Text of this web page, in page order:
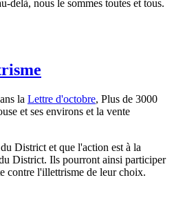
delà, nous le sommes toutes et tous.
la Lettre d'octobre, Plus de 3000
et ses environs et la vente
District et que l'action est à la
District. Ils pourront ainsi participer
contre l'illettrisme de leur choix.